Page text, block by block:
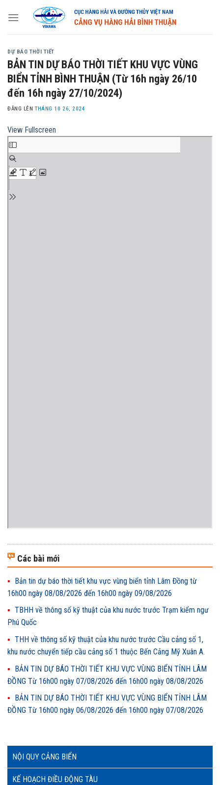
NỘI QUY CẢNG BIỂN
KẾ HOẠCH ĐIỀU ĐỘNG TÀU
DỰ BÁO THỜI TIẾT
BẢN TIN DỰ BÁO THỜI TIẾT KHU VỰC VÙNG
BIỂN TỈNH BÌNH THUẬN (Từ 16h ngày 26/10
đến 16h ngày 27/10/2024)
ĐĂNG LÊNTHÁNG 10 26, 2024
View Fullscreen
Các bài mới
Bản tin dự báo thời tiết khu vực vùng biển tỉnh Lâm Đồng từ
16h00 ngày 08/08/2026 đến 16h00 ngày 09/08/2026
TBHH về thông số kỹ thuật của khu nước trước Trạm kiểm ngư
Phú Quốc
THH về thông số kỹ thuật của khu nước trước Cầu cảng số 1,
khu nước chuyển tiếp cầu cảng số 1 thuộc Bến Cảng Mỹ Xuân A.
BẢN TIN DỰ BÁO THỜI TIẾT KHU VỰC VÙNG BIỂN TỈNH LÂM
ĐỒNG Từ 16h00 ngày 07/08/2026 đến 16h00 ngày 08/08/2026
BẢN TIN DỰ BÁO THỜI TIẾT KHU VỰC VÙNG BIỂN TỈNH LÂM
ĐỒNG Từ 16h00 ngày 06/08/2026 đến 16h00 ngày 07/08/2026